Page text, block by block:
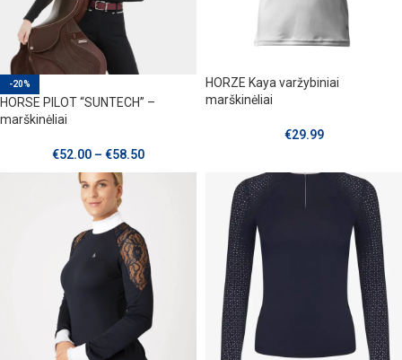
-20%
HORSE PILOT “SUNTECH” –
marškinėliai
€52.00 – €58.50
HORZE Kaya varžybiniai
marškinėliai
€29.99